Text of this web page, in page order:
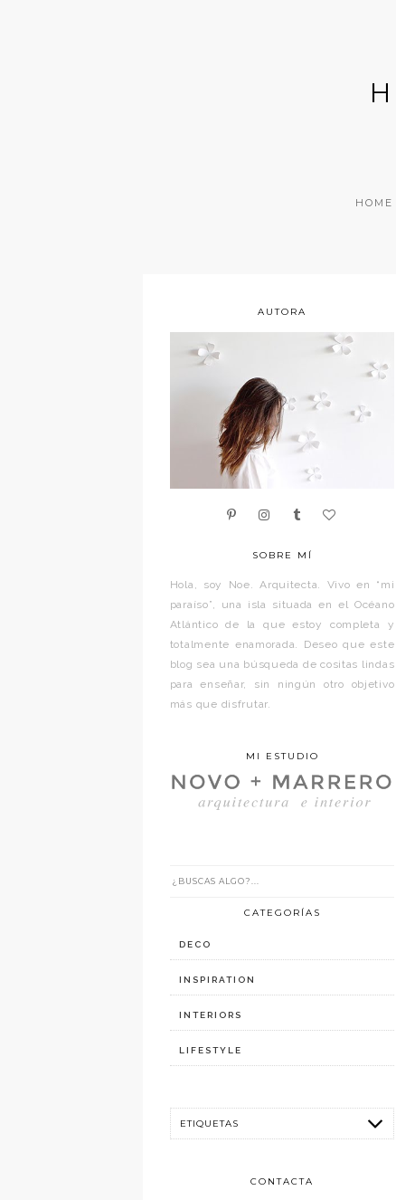
HOME
AUTORA
SOBRE MÍ
Hola, soy Noe. Arquitecta. Vivo en “mi
paraíso”, una isla situada en el Océano
Atlántico de la que estoy completa y
totalmente enamorada. Deseo que este
blog sea una búsqueda de cositas lindas
para enseñar, sin ningún otro objetivo
más que disfrutar.
MI ESTUDIO
CATEGORÍAS
DECO
INSPIRATION
INTERIORS
LIFESTYLE
CONTACTA